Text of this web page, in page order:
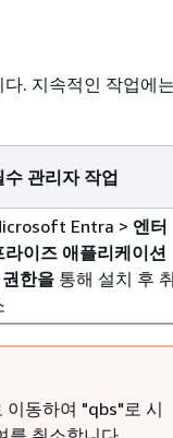
. 지속적인 작업에
수 관리자 작업
Entra > 엔터
라이즈 애플리케이션
권한을 통해 설치 후 취
이동하여 "qbs"로 시